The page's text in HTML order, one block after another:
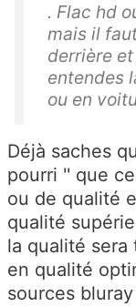
. Flac hd
mais il
derrière
entendes
ou en
Déjà saches
pourri '' que
ou de qualité
qualité
la qualité sera
en qualité
sources